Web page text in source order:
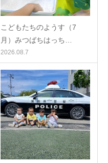
こどもたちのようす（7
月）みつばちはっち…
2026.08.7